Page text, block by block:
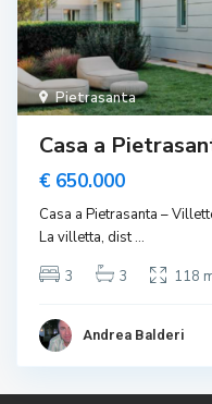
Pietrasanta
Casa a
€ 650.000
Casa a Pietrasanta –
La villetta, dist...
3
3 118
Andrea Balderi